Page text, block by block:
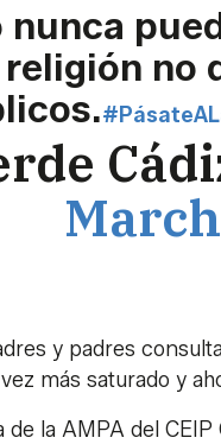
no
y padres
más saturado y
de la AMPA del